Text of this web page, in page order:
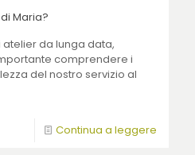
Maria?
da lunga data,
comprendere i
del nostro servizio al
Continua a leggere